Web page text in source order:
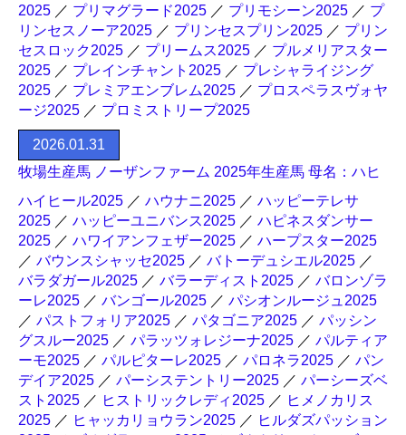
2025 ／ プリマグラード2025 ／ プリモシーン2025 ／ プ
リンセスノーア2025 ／ プリンセスプリン2025 ／ プリン
セスロック2025 ／ プリームス2025 ／ プルメリアスター
2025 ／ プレインチャント2025 ／ プレシャライジング
2025 ／ プレミアエンブレム2025 ／ プロスペラスヴォヤ
ージ2025 ／ プロミストリープ2025
2026.01.31
牧場生産馬 ノーザンファーム 2025年生産馬 母名：ハヒ
ハイヒール2025 ／ ハウナニ2025 ／ ハッピーテレサ
2025 ／ ハッピーユニバンス2025 ／ ハピネスダンサー
2025 ／ ハワイアンフェザー2025 ／ ハープスター2025
／ バウンスシャッセ2025 ／ バトーデュシエル2025 ／
バラダガール2025 ／ バラーディスト2025 ／ バロンゾラ
ーレ2025 ／ バンゴール2025 ／ パシオンルージュ2025
／ パストフォリア2025 ／ パタゴニア2025 ／ パッシン
グスルー2025 ／ パラッツォレジーナ2025 ／ パルティア
ーモ2025 ／ パルピターレ2025 ／ パロネラ2025 ／ パン
デイア2025 ／ パーシステントリー2025 ／ パーシーズベ
スト2025 ／ ヒストリックレディ2025 ／ ヒメノカリス
2025 ／ ヒャッカリョウラン2025 ／ ヒルダズパッション